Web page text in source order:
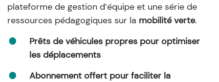
plateforme de gestion d’équipe et une série de
ressources pédagogiques sur la mobilité verte.
Prêts de véhicules propres pour optimiser
les déplacements
Abonnement offert pour faciliter la